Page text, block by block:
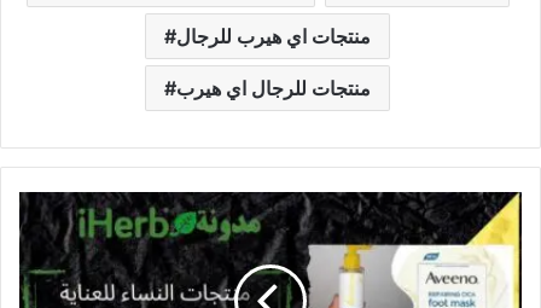
منتجات اي هيرب للرجال
منتجات للرجال اي هيرب